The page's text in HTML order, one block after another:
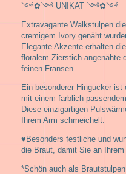
༺✿༺ UNIKAT ༺✿༺
Extravagante Walkstulpen
cremigem Ivory genäht
Elegante Akzente erhalten
floralem Zierstich angenähte
feinen Fransen.
Ein besonderer Hingucker
mit einem farblich
Diese einzigartigen
Ihrem Arm schmeichelt.
♥Besonders festliche und
die Braut, damit Sie an
*Schön auch als